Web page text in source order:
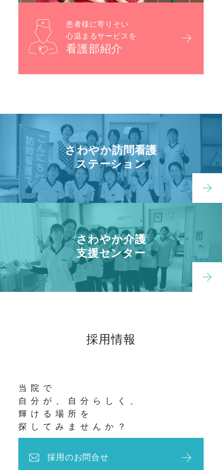
患者様に寄りそい
心温まるサービスを
看護部紹介
さわやか訪問看護
ステーション
さわやか介護
支援センター
採用情報
当院で
自分が、自分らしく、
輝ける場所を
探してみませんか？
採用のお問合せ